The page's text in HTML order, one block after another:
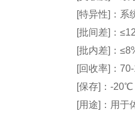
[特异性]：系
[批间差]：
[批内差]：
[回收率]：
[保存]：-
[用途]：用于